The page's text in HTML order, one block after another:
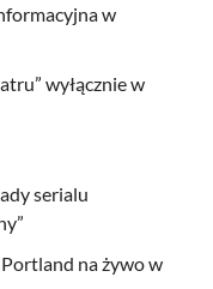
w
wyłącznie w
serialu
na żywo w